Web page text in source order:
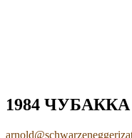
1984 ЧУБАККА